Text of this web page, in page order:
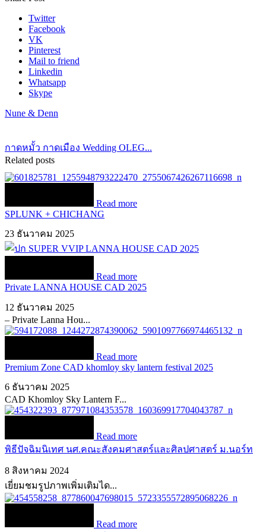
Twitter
Facebook
VK
Pinterest
Mail to friend
Linkedin
Whatsapp
Skype
Nune & Denn
กาดหมั้ว กาดเมือง Wedding OLEG...
Related posts
Read more
SPLUNK + CHICHANG
23 ธันวาคม 2025
Read more
Private LANNA HOUSE CAD 2025
12 ธันวาคม 2025
– Private Lanna Hou...
Read more
Premium Zone CAD khomloy sky lantern festival 2025
6 ธันวาคม 2025
CAD Khomloy Sky Lantern F...
Read more
พิธีปัจฉิมนิเทศ นศ.คณะสังคมศาสตร์และศิลปศาสตร์ ม.นอร์ท
8 สิงหาคม 2024
เยี่ยมชมรูปภาพเพิ่มเติมได...
Read more